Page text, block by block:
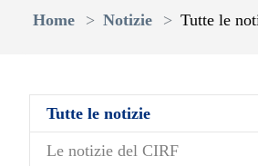
Home
Notizie Tutte le
Tutte le notizie(current)
Le notizie del CIRF